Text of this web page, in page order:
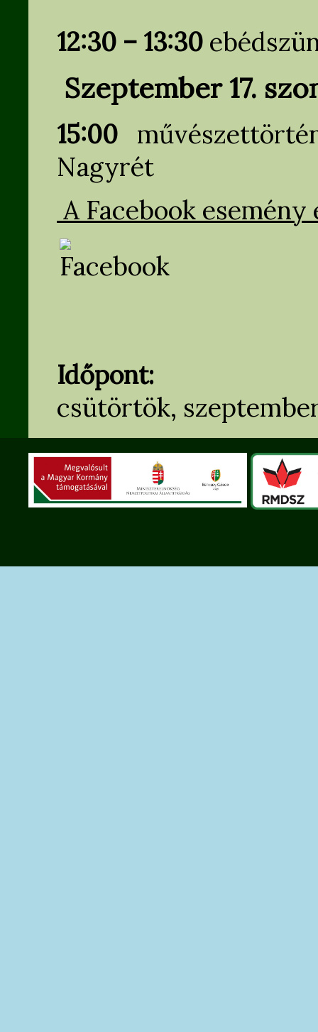
12:30 – 13:30
Szeptember 17.
15:00
Nagyrét
A Facebook
Időpont:
csütörtök,